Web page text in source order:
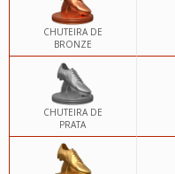
CHUTEIRA DE
BRONZE
CHUTEIRA DE
PRATA